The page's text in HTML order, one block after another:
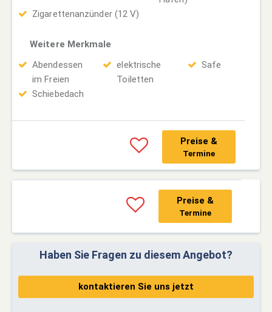
Zigarettenanzünder (12 V)
Weitere Merkmale
Abendessen
im Freien
elektrische
Toiletten
Safe
Schiebedach
Preise &
Termine
Preise &
Termine
Haben Sie Fragen zu diesem Angebot?
kontaktieren Sie uns jetzt